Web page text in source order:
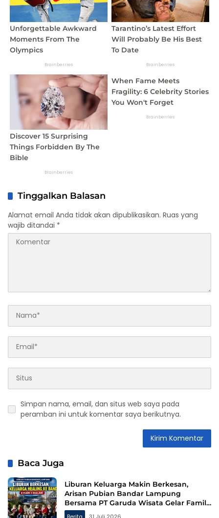
Tinggalkan Balasan
Alamat email Anda tidak akan dipublikasikan. Ruas yang
wajib ditandai *
Simpan nama, email, dan situs web saya pada
peramban ini untuk komentar saya berikutnya.
Baca Juga
Liburan Keluarga Makin Berkesan,
Arisan Pubian Bandar Lampung
Bersama PT Garuda Wisata Gelar Family
Gathering ke Bandung